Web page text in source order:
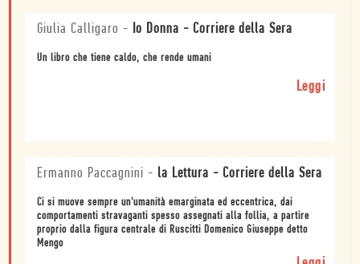
Giulia Calligaro - Io Donna - Corriere della Sera
Un libro che tiene caldo, che rende umani
Leggi
Ermanno Paccagnini - la Lettura - Corriere della Sera
Ci si muove sempre un'umanità emarginata ed eccentrica, dai
comportamenti stravaganti spesso assegnati alla follia, a partire
proprio dalla figura centrale di Ruscitti Domenico Giuseppe detto
Mengo